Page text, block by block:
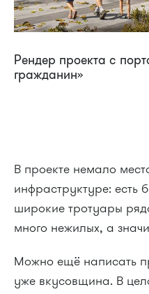
Рендер проекта с
гражданин»
В проекте немало
инфраструктуре: есть
широкие тротуары
много нежилых, а
Можно ещё написать
уже вкусовщина. В